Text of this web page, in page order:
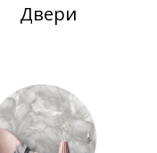
Двери